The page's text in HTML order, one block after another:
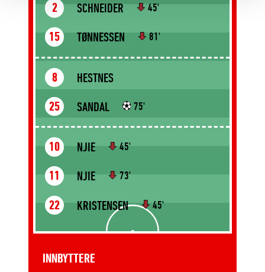
2 SCHNEIDER 45'
15 TØNNESSEN 81'
8 HESTNES
25 SANDAL 75'
10 NJIE 45'
11 NJIE 73'
22 KRISTENSEN 45'
INNBYTTERE